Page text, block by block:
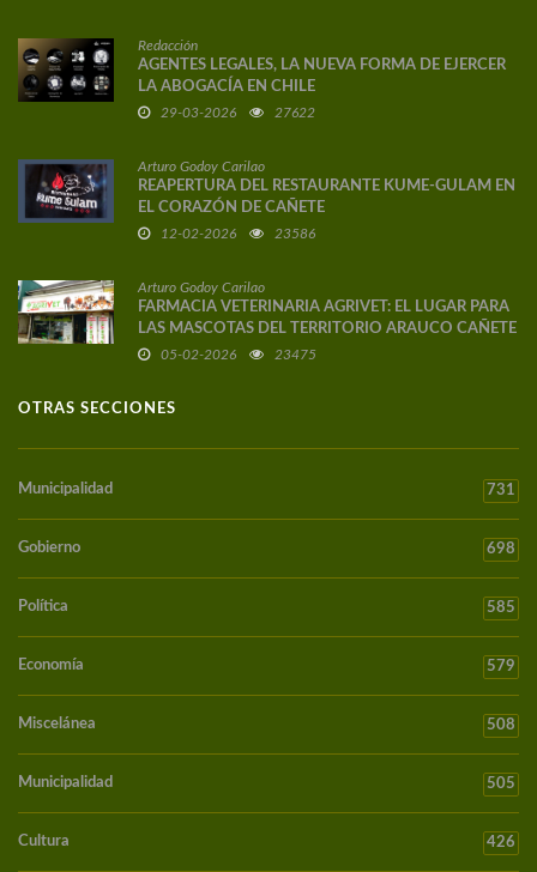
Redacción
AGENTES LEGALES, LA NUEVA FORMA DE EJERCER
LA ABOGACÍA EN CHILE
29-03-2026 27622
Arturo Godoy Carilao
REAPERTURA DEL RESTAURANTE KUME-GULAM EN
EL CORAZÓN DE CAÑETE
12-02-2026 23586
Arturo Godoy Carilao
FARMACIA VETERINARIA AGRIVET: EL LUGAR PARA
LAS MASCOTAS DEL TERRITORIO ARAUCO CAÑETE
05-02-2026 23475
OTRAS SECCIONES
Municipalidad 731
Gobierno 698
Política 585
Economía 579
Miscelánea 508
Municipalidad 505
Cultura 426